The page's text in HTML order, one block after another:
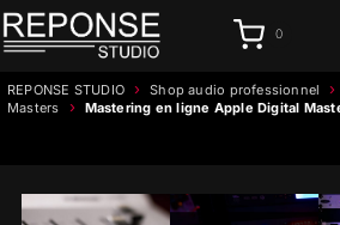
Aller
au
0
REPONSE STUDIO › Shop audio professionnel ›
Masters
› Mastering en ligne Apple Digital